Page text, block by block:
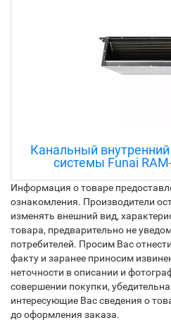
Кассетный
Информация о товаре
ознакомления. Производители
изменять внешний вид,
товара, предварительно не
потребителей. Просим Вас
факту и заранее приносим
неточности в описании и
совершении покупки,
интересующие Вас сведения о
до оформления заказа.